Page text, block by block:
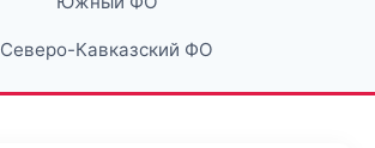
Северо-Кавказский ФО